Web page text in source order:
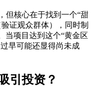
但核心在于找到一个“甜
证观众群体），同时制
当项目达到这个“黄金区
早可能还显得尚未成
引投资？